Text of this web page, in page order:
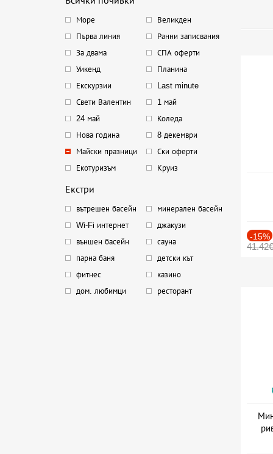
Море
Великден
Първа линия
Ранни записвания
За двама
СПА оферти
Уикенд
Планина
Екскурзии
Last minute
Свети Валентин
1 май
24 май
Коледа
Нова година
8 декември
Майски празници
Ски оферти
Екотуризъм
Круиз
Екстри
вътрешен басейн
минерален басейн
Wi-Fi интернет
джакузи
външен басейн
сауна
парна баня
детски кът
фитнес
казино
дом. любимци
ресторант
-15%
41.42€